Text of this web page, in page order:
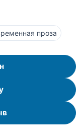
проза